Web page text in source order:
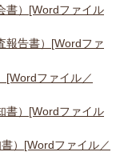
書）[Wordファイル
報告書）[Wordファ
[Wordファイル／
書）[Wordファイル
）[Wordファイル／